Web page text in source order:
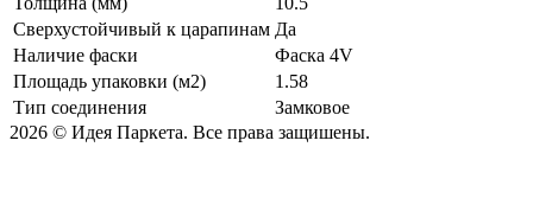
Сверхустойчивый к царапинам Да
Наличие фаски
Фаска 4V
Площадь упаковки (м2)
1.58
Тип соединения
Замковое
2026 © Идея Паркета. Все права защишены.